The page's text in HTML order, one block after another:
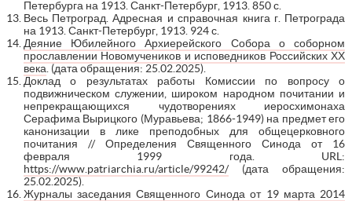
Петербурга на 1913. Санкт-Петербург, 1913. 850 с.
Весь Петроград. Адресная и справочная книга г. Петрограда
на 1913. Санкт-Петербург, 1913. 924 с.
Деяние Юбилейного Архиерейского Собора о соборном
прославлении Новомучеников и исповедников Российских ХХ
века . (дата обращения: 25.02.2025).
Доклад о результатах работы Комиссии по вопросу о
подвижническом служении, широком народном почитании и
непрекращающихся чудотворениях иеросхимонаха
Серафима Вырицкого (Муравьева; 1866-1949) на предмет его
канонизации в лике преподобных для общецерковного
почитания // Определения Священного Синода от 16
февраля 1999 года. URL:
https://www.patriarchia.ru/article/99242/(дата обращения:
25.02.2025).
Журналы заседания Священного Синода от 19 марта 2014